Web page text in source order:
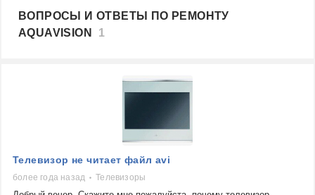
ВОПРОСЫ И ОТВЕТЫ ПО РЕМОНТУ
AQUAVISION 1
Телевизор не читает файл avi
более года назад Телевизоры